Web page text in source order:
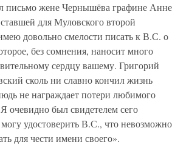
письмо жене Чернышёва графине Анне
для Муловского второй
довольно смелости писать к В.С. о
без сомнения, наносит много
сердцу вашему. Григорий
сколь ни славно кончил жизнь
не награждает потери любимого
очевидно был свидетелем сего
удостоверить В.С., что невозможно
для чести имени своего».